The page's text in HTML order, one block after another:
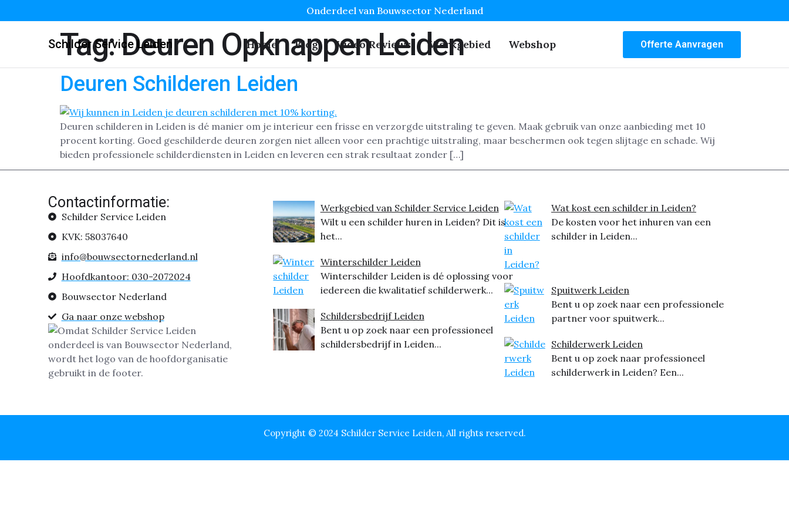
Onderdeel van Bouwsector Nederland
Schilder Service Leiden Home Blog Video Reviews Werkgebied Webshop Offerte Aanvragen
Tag:Deuren Opknappen Leiden
Deuren Schilderen Leiden
Deuren schilderen in Leiden is dé manier om je interieur een frisse en verzorgde uitstraling te geven. Maak gebruik van onze aanbieding met 10
procent korting. Goed geschilderde deuren zorgen niet alleen voor een prachtige uitstraling, maar beschermen ook tegen slijtage en schade. Wij
bieden professionele schilderdiensten in Leiden en leveren een strak resultaat zonder […]
Contactinformatie:
Schilder Service Leiden
KVK: 58037640
info@bouwsectornederland.nl
Hoofdkantoor: 030-2072024
Bouwsector Nederland
Ga naar onze webshop
Werkgebied van Schilder Service Leiden
Wilt u een schilder huren in Leiden? Dit is
het...
Winterschilder Leiden
Winterschilder Leiden is dé oplossing voor
iedereen die kwalitatief schilderwerk...
Schildersbedrijf Leiden
Bent u op zoek naar een professioneel
schildersbedrijf in Leiden...
Wat kost een schilder in Leiden?
De kosten voor het inhuren van een
schilder in Leiden...
Spuitwerk Leiden
Bent u op zoek naar een professionele
partner voor spuitwerk...
Schilderwerk Leiden
Bent u op zoek naar professioneel
schilderwerk in Leiden? Een...
Copyright © 2024 Schilder Service Leiden, All rights reserved.